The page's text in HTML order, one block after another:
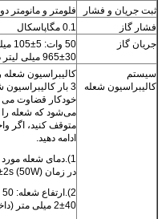
ثبت جریان و فشار
فلومتر و مانومتر
فشار گاز
0.1 مگاپاسکال
جریان گاز
30±965 میلی لیتر در دقیقه یا 3±117 میلی متر
سیستم
کالیبراسیون شعله
کالیبراسیون شعله
3 بار
خودکار قضاوت می
می‌شود که شعله را
متوقف کنید، اگر
ادامه دهید.
1).دمای شعله مورد نیاز: از 100 گرم کنید
در زمان 44s±2s (50W) و 54s±2s (500W)
40±2 میلی متر (داخلی)، 125±10 میلی متر (خارجی)